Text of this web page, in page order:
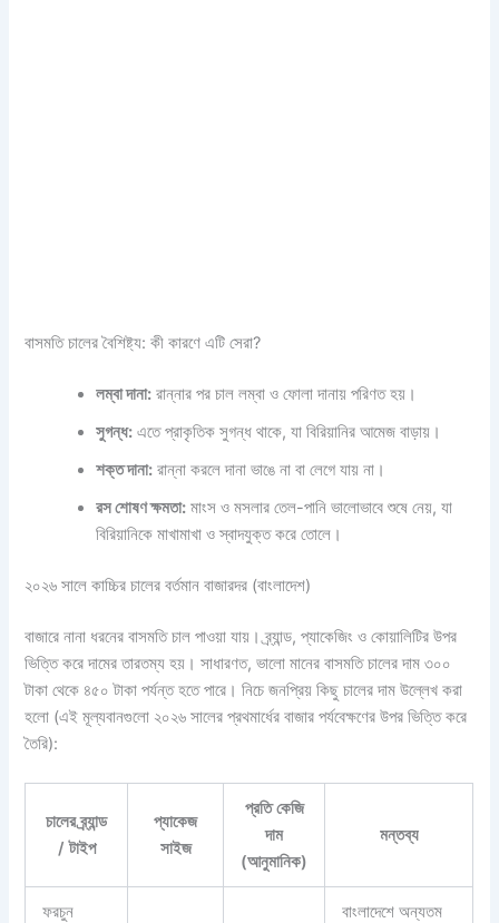
বাসমতি চালের বৈশিষ্ট্য: কী কারণে এটি সেরা?
লম্বা দানা: রান্নার পর চাল লম্বা ও ফোলা দানায় পরিণত হয়।
সুগন্ধ: এতে প্রাকৃতিক সুগন্ধ থাকে, যা বিরিয়ানির আমেজ বাড়ায়।
শক্ত দানা: রান্না করলে দানা ভাঙে না বা লেগে যায় না।
রস শোষণ ক্ষমতা: মাংস ও মসলার তেল-পানি ভালোভাবে শুষে নেয়, যা
বিরিয়ানিকে মাখামাখা ও স্বাদযুক্ত করে তোলে।
২০২৬ সালে কাচ্চির চালের বর্তমান বাজারদর (বাংলাদেশ)
বাজারে নানা ধরনের বাসমতি চাল পাওয়া যায়। ব্র্যান্ড, প্যাকেজিং ও কোয়ালিটির উপর
ভিত্তি করে দামের তারতম্য হয়। সাধারণত, ভালো মানের বাসমতি চালের দাম ৩০০
টাকা থেকে ৪৫০ টাকা পর্যন্ত হতে পারে। নিচে জনপ্রিয় কিছু চালের দাম উল্লেখ করা
হলো (এই মূল্যবানগুলো ২০২৬ সালের প্রথমার্ধের বাজার পর্যবেক্ষণের উপর ভিত্তি করে
তৈরি):
চালের ব্র্যান্ড
/ টাইপ
প্যাকেজ
সাইজ
প্রতি কেজি
দাম
(আনুমানিক)
মন্তব্য
ফরচুন
বাংলাদেশে অন্যতম